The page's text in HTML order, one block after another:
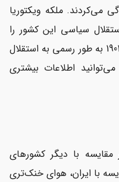
می‌کردند. ملکه ویکتوریا
استقلال سیاسی این کشور را
اعلام کرد و این کشور در ژانویه سال 1901 به طور رسمی به استقلال
می‌توانید اطلاعات بیشتری
مقایسه با دیگر کشورهای
با ایران، هوای خنک‌تری